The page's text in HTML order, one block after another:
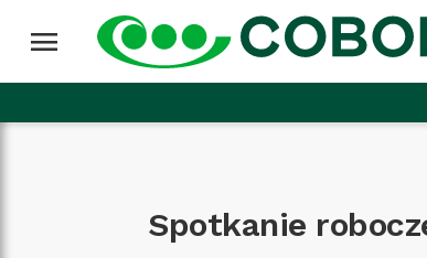
Przejdź do treści
menu
Spotkanie
Wróć na górę